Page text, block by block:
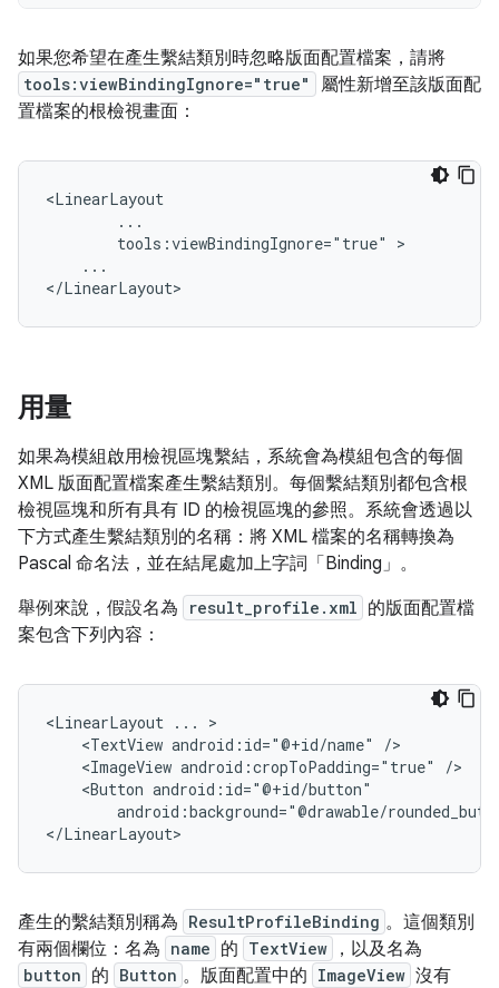
如果您希望在產生繫結類別時忽略版面配置檔案，請將
tools:viewBindingIgnore="true"
屬性新增至該版面配
置檔案的根檢視畫面：
tools:viewBindingIgnore="true"
...
用量
如果為模組啟用檢視區塊繫結，系統會為模組包含的每個
XML 版面配置檔案產生繫結類別。每個繫結類別都包含根
檢視區塊和所有具有 ID 的檢視區塊的參照。系統會透過以
下方式產生繫結類別的名稱：將 XML 檔案的名稱轉換為
Pascal 命名法，並在結尾處加上字詞「Binding」。
舉例來說，假設名為
result_profile.xml 的版面配置檔
案包含下列內容：
<LinearLayout ...
<TextView android:id="@+id/name"
<ImageView android:cropToPadding="true"
<Button
android:background="@drawable/
產生的繫結類別稱為 ResultProfileBinding 。這個類別
有兩個欄位：名為 name 的 TextView ，以及名為
button 的 Button 。版面配置中的 ImageView 沒有